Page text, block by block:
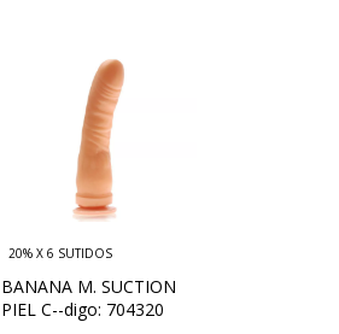
BANANA M. SUCTION
PIEL C--digo: 704320
20% X 6 SUTIDOS